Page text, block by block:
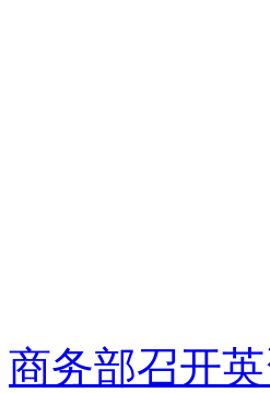
商务部召开